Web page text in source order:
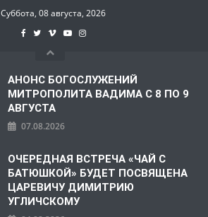
Суббота, 08 августа, 2026
АНОНС БОГОСЛУЖЕНИЙ
МИТРОПОЛИТА ВАДИМА С 8 ПО 9
АВГУСТА
07.08.2026
ОЧЕРЕДНАЯ ВСТРЕЧА «ЧАЙ С
БАТЮШКОЙ» БУДЕТ ПОСВЯЩЕНА
ЦАРЕВИЧУ ДИМИТРИЮ
УГЛИЧСКОМУ